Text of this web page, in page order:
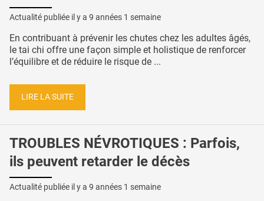
Actualité publiée il y a 9 années 1 semaine
En contribuant à prévenir les chutes chez les adultes âgés,
le tai chi offre une façon simple et holistique de renforcer
l’équilibre et de réduire le risque de ...
LIRE LA SUITE
TROUBLES NÉVROTIQUES : Parfois,
ils peuvent retarder le décès
Actualité publiée il y a 9 années 1 semaine